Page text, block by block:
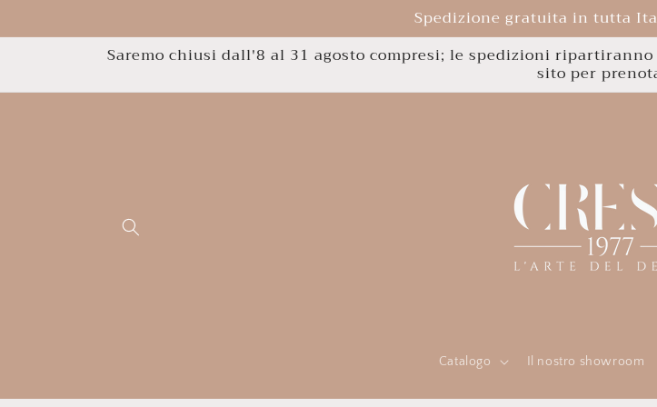
ai contenuti
Spedizione gratuita in tutta
Saremo chiusi dall'8 al 31 agosto compresi; le spedizioni
sito per
Catalogo Il nostro showroom